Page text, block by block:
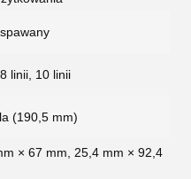
linii, 10 linii
(190,5 mm)
× 67 mm, 25,4 mm × 92,4